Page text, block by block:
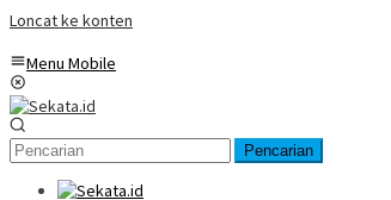
Loncat ke konten
Menu Mobile
Pencarian